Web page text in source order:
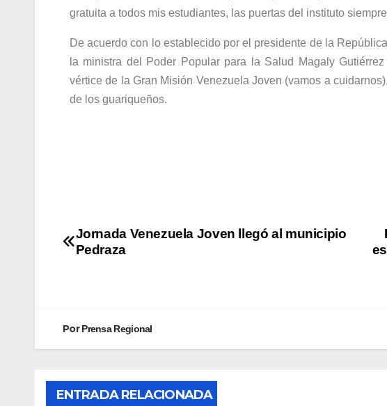
gratuita a todos mis estudiantes, las puertas del instituto
De acuerdo con lo establecido por el presidente de la
la ministra del Poder Popular para la Salud Magaly
vértice de la Gran Misión Venezuela Joven (vamos a
de los guariqueños.
Jornada Venezuela Joven llegó al municipio
Pedraza
PorPrensa Regional
ENTRADA RELACIONADA